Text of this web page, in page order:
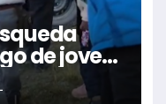
de joven